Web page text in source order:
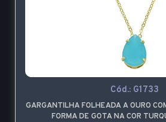
Cód.: G1733
GARGANTILHA FOLHEADA A OURO
FORMA DE GOTA NA COR